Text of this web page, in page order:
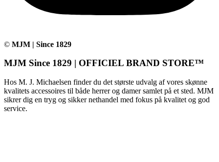
© MJM | Since 1829
MJM Since 1829 | OFFICIEL BRAND STORE™
Hos M. J. Michaelsen finder du det største udvalg af vores skønne
kvalitets accessoires til både herrer og damer samlet på et sted. MJM
sikrer dig en tryg og sikker nethandel med fokus på kvalitet og god
service.